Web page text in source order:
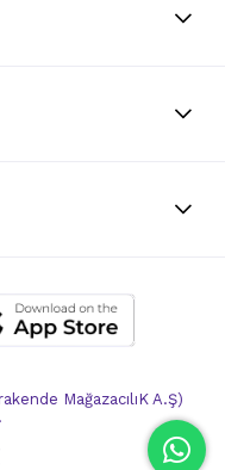
MağazacılıK A.Ş)